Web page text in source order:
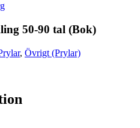
50-90 tal (Bok)
, Övrigt (Prylar)